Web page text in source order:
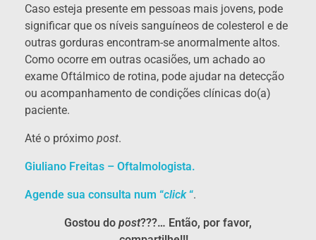
Caso esteja presente em pessoas mais jovens, pode
significar que os níveis sanguíneos de colesterol e de
outras gorduras encontram-se anormalmente altos.
Como ocorre em outras ocasiões, um achado ao
exame Oftálmico de rotina, pode ajudar na detecção
ou acompanhamento de condições clínicas do(a)
paciente.
Até o próximo post.
Giuliano Freitas – Oftalmologista.
Agende sua consulta num “click“.
Gostou do post???… Então, por favor,